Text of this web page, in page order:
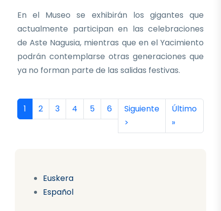
Euskera
Español
En el Museo se exhibirán los gigantes que
actualmente participan en las celebraciones
de Aste Nagusia, mientras que en el Yacimiento
podrán contemplarse otras generaciones que
ya no forman parte de las salidas festivas.
Paginación
Página actual
1 Página
2 Página
3 Página
4 Página
5 Página
6 Siguiente página
Siguiente
>
Última
Último
»